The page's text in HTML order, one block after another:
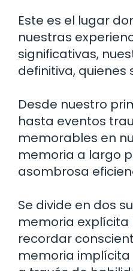
Este es el lugar
nuestras
significativas,
definitiva, quienes
Desde nuestro
hasta eventos
memorables en
memoria a largo
asombrosa
Se divide en dos
memoria explícita
recordar
memoria